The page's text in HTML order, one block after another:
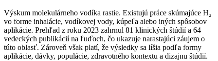
Výskum molekulárneho vodíka rastie. Existujú práce skúmajúce H₂
vo forme inhalácie, vodíkovej vody, kúpeľa alebo iných spôsobov
aplikácie. Prehľad z roku 2023 zahrnul 81 klinických štúdií a 64
vedeckých publikácií na ľuďoch, čo ukazuje narastajúci záujem o
túto oblasť. Zároveň však platí, že výsledky sa líšia podľa formy
aplikácie, dávky, populácie, zdravotného kontextu a dizajnu štúdií.